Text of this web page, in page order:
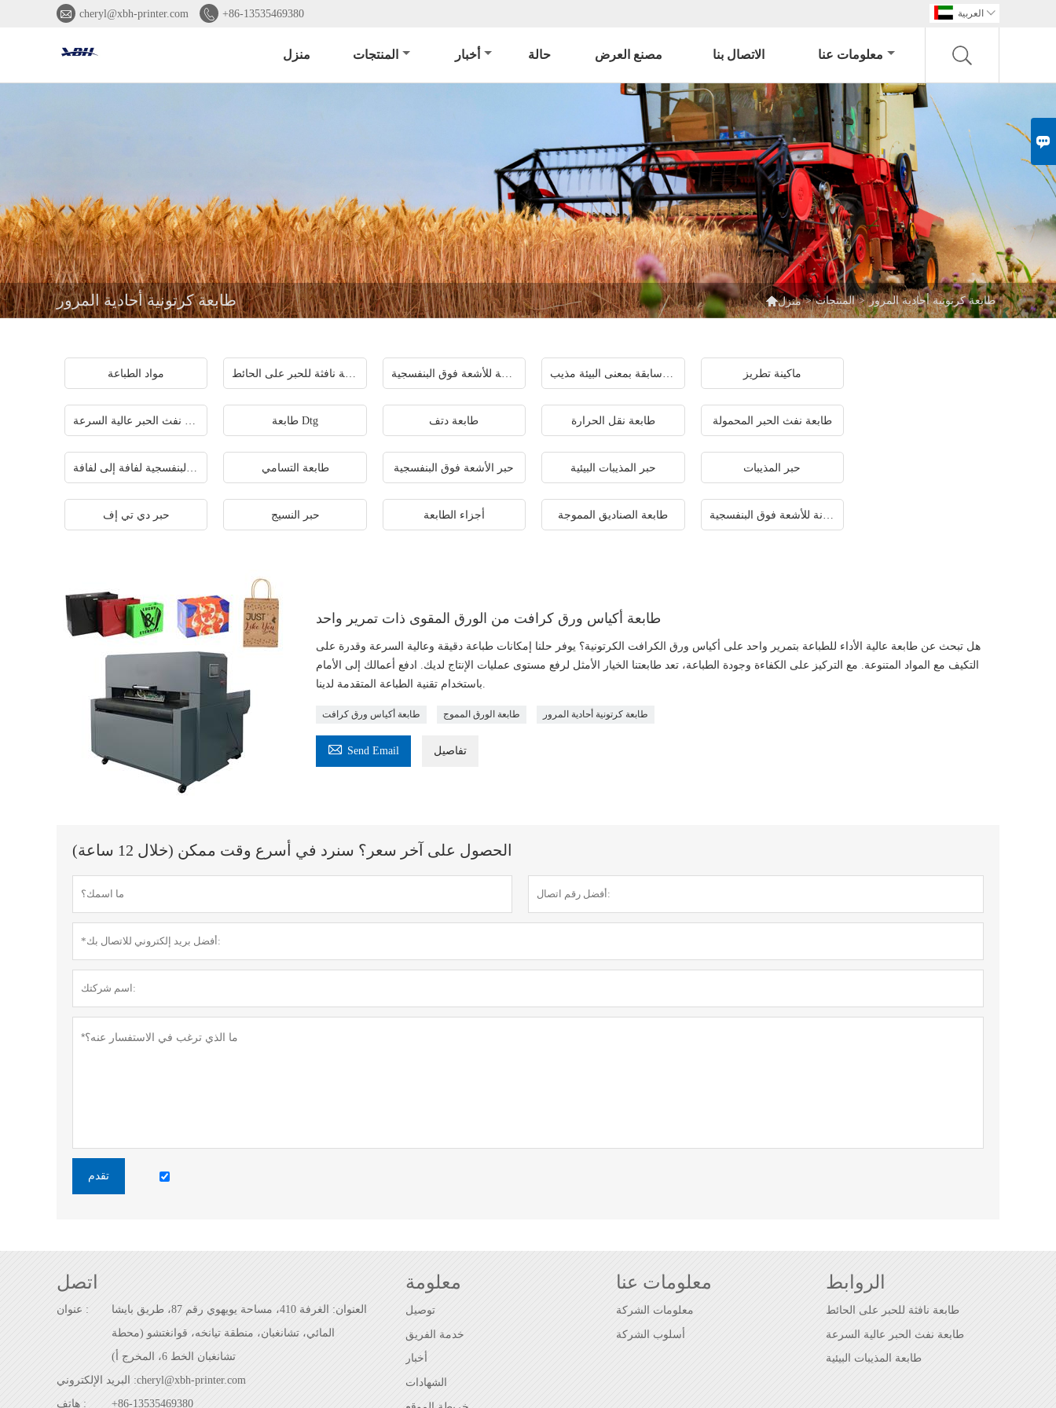

 cheryl@xbh-printer.com  +86-13535469380 العربية 
منزل المنتجات أخبار حالة مصنع العرض الاتصال بنا معلومات عنا
طابعة كرتونية أحادية المرور منزل > المنتجات > طابعة كرتونية أحادية المرور
مواد الطباعة طابعة نافثة للحبر على الحائط طابعة مسطحة للأشعة فوق البنفسجية طابعة سابقة بمعنى البيئة مذيب ماكينة تطريز
طابعة نفث الحبر عالية السرعة طابعة Dtg طابعة دتف طابعة نقل الحرارة طابعة نفث الحبر المحمولة
طابعة الأشعة فوق البنفسجية لفافة إلى لفافة طابعة التسامي حبر الأشعة فوق البنفسجية حبر المذيبات البيئية حبر المذيبات
حبر دي تي إف حبر النسيج أجزاء الطابعة طابعة الصناديق المموجة طابعة اسطوانة للأشعة فوق البنفسجية
طابعة أكياس ورق كرافت من الورق المقوى ذات تمرير واحد
هل تبحث عن طابعة عالية الأداء للطباعة بتمرير واحد على أكياس ورق الكرافت الكرتونية؟ يوفر حلنا إمكانات طباعة دقيقة وعالية السرعة وقدرة على
التكيف مع المواد المتنوعة. مع التركيز على الكفاءة وجودة الطباعة، تعد طابعتنا الخيار الأمثل لرفع مستوى عمليات الإنتاج لديك. ادفع أعمالك إلى الأمام
طابعة أكياس ورق كرافت طابعة الورق المموج طابعة كرتونية أحادية المرور
 Send Email تفاصيل
الحصول على آخر سعر؟ سنرد في أسرع وقت ممكن (خلال 12 ساعة)
تقدم
اتصل
عنوان :
العنوان: الغرفة 410، مساحة يويهوي رقم 87، طريق بايشا
المائي، تشانغبان، منطقة تيانخه، قوانغتشو (محطة
تشانغبان الخط 6، المخرج أ)
البريد الإلكتروني :cheryl@xbh-printer.com
هاتف :
+86-13535469380
معلومة
توصيل
خدمة الفريق
أخبار
الشهادات
معلومات عنا
معلومات الشركة
أسلوب الشركة
الروابط
طابعة نافثة للحبر على الحائط
طابعة نفث الحبر عالية السرعة
طابعة المذيبات البيئية